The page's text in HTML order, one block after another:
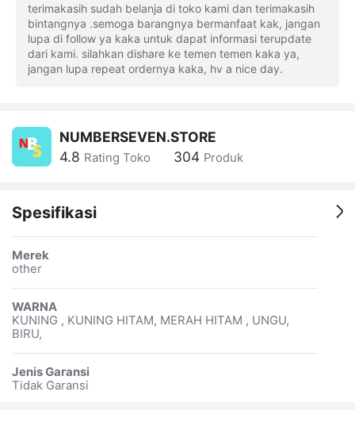
terimakasih sudah belanja di toko kami dan terimakasih
bintangnya .semoga barangnya bermanfaat kak, jangan
lupa di follow ya kaka untuk dapat informasi terupdate
dari kami. silahkan dishare ke temen temen kaka ya,
jangan lupa repeat ordernya kaka, hv a nice day.
NUMBERSEVEN.STORE
4.8 Rating Toko 304 Produk
Spesifikasi
Merek
other
WARNA
KUNING , KUNING HITAM, MERAH HITAM , UNGU,
BIRU, ‎
Jenis Garansi
Tidak Garansi